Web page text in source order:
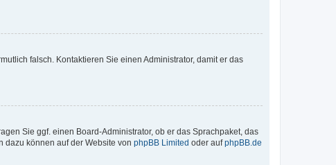
falsch. Kontaktieren Sie einen Administrator, damit er das
Sie ggf. einen Board-Administrator, ob er das Sprachpaket, das
dazu können auf der Website von phpBB Limited oder aufphpBB.de